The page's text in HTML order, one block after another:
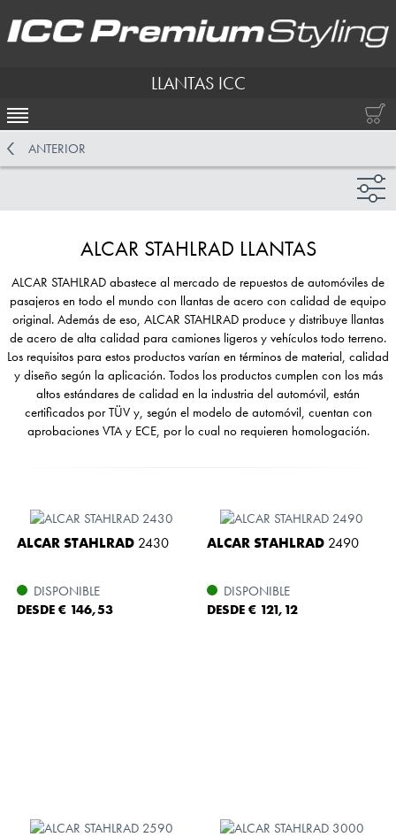
LLANTAS ICC
ACTIVAR NAVEGACIÓN
ANTERIOR
ALCAR STAHLRAD LLANTAS
ALCAR STAHLRAD abastece al mercado de repuestos de automóviles de
pasajeros en todo el mundo con llantas de acero con calidad de equipo
original. Además de eso, ALCAR STAHLRAD produce y distribuye llantas
de acero de alta calidad para camiones ligeros y vehículos todo terreno.
Los requisitos para estos productos varían en términos de material, calidad
y diseño según la aplicación. Todos los productos cumplen con los más
altos estándares de calidad en la industria del automóvil, están
certificados por TÜV y, según el modelo de automóvil, cuentan con
aprobaciones VTA y ECE, por lo cual no requieren homologación.
ALCAR STAHLRAD 2430
DISPONIBLE
DESDE € 146,53
ALCAR STAHLRAD 2490
DISPONIBLE
DESDE € 121,12